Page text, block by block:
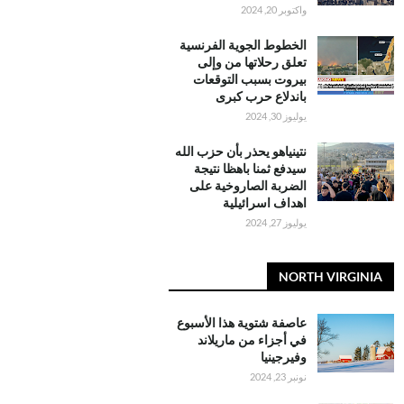
واكتوبر 20, 2024
الخطوط الجوية الفرنسية
تعلق رحلاتها من وإلى
بيروت بسبب التوقعات
باندلاع حرب كبرى
يوليوز 30, 2024
نتينياهو يحذر بأن حزب الله
سيدفع ثمنا باهظا نتيجة
الضربة الصاروخية على
اهداف اسرائيلية
يوليوز 27, 2024
NORTH VIRGINIA
عاصفة شتوية هذا الأسبوع
في أجزاء من ماريلاند
وفيرجينيا
نونبر 23, 2024